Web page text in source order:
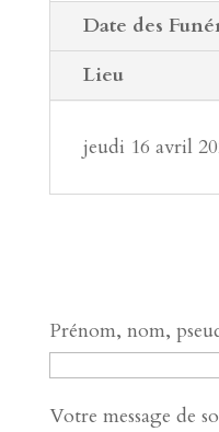
Date des
Lieu
jeudi 16 avril
Prénom, nom,
Votre message de